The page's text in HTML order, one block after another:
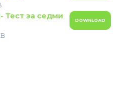
Тест за седми
DOWNLOAD